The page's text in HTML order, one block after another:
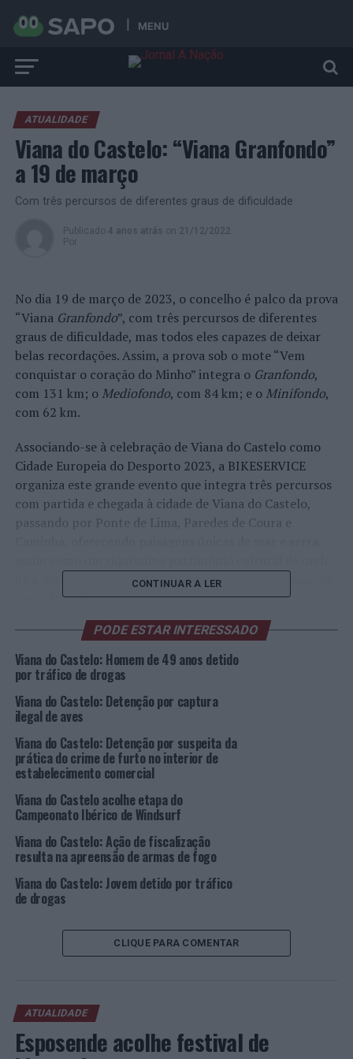
MENU
ATUALIDADE
Viana do Castelo: “Viana Granfondo”
a 19 de março
Com três percursos de diferentes graus de dificuldade
Publicado 4 anos atrás on 21/12/2022
Por
No dia 19 de março de 2023, o concelho é palco da prova
“Viana Granfondo”, com três percursos de diferentes
graus de dificuldade, mas todos eles capazes de deixar
belas recordações. Assim, a prova sob o mote “Vem
conquistar o coração do Minho” integra o Granfondo,
com 131 km; o Mediofondo, com 84 km; e o Minifondo,
com 62 km.
Associando-se à celebração de Viana do Castelo como
Cidade Europeia do Desporto 2023, a BIKESERVICE
organiza este grande evento que integra três percursos
com partida e chegada à cidade de Viana do Castelo,
passando por Ponte de Lima, Paredes de Coura e
há a destacar o Templo do Sagrado Coração de Jesus, no
topo do Monte de Santa Luzia.
O “VianaGranfondo” visa aliar o desporto, a cultura e a
gastronomia com a arte de bem receber das gentes
minhotas, combinando a tradição e a cultura da
ser única, explorando vários pontos de interesse
naturais e culturais da região, pretendendo ainda ser
diferenciador, integrador e promotor da região.
Na apresentação da prova, o Vereador do Desporto,
Ricardo Rego, afirmou que, no âmbito da Cidade
Europeia do Desporto 2023, “muito mais do que o
desporto formal, queremos apoiar o desporto amador e
não formal, porque também nos traz muito retorno
económico e muita notoriedade”.
Já Manuel Zeferino, diretor da prova, considerou que
este é um “evento de ciclismo para todos” que conta já
com 1.000 inscritos confirmados, aspirando conquistar
idealizado com a colaboração de ciclistas vianenses no
ativo”, revelou ainda.
CONTINUAR A LER
PODE ESTAR INTERESSADO
Viana do Castelo: Homem de 49 anos detido
por tráfico de drogas
Viana do Castelo: Detenção por captura
ilegal de aves
Viana do Castelo: Detenção por suspeita da
prática do crime de furto no interior de
estabelecimento comercial
Viana do Castelo acolhe etapa do
Campeonato Ibérico de Windsurf
Viana do Castelo: Ação de fiscalização
resulta na apreensão de armas de fogo
Viana do Castelo: Jovem detido por tráfico
de drogas
CLIQUE PARA COMENTAR
ATUALIDADE
Esposende acolhe festival de